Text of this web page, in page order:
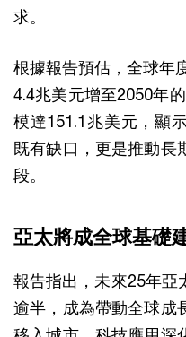
求。
根據報告預估，全球年
4.4兆美元增至2050年
模達151.1兆美元，顯
既有缺口，更是推動長
段。
亞太將成全球基礎
報告指出，未來25年亞
逾半，成為帶動全球成